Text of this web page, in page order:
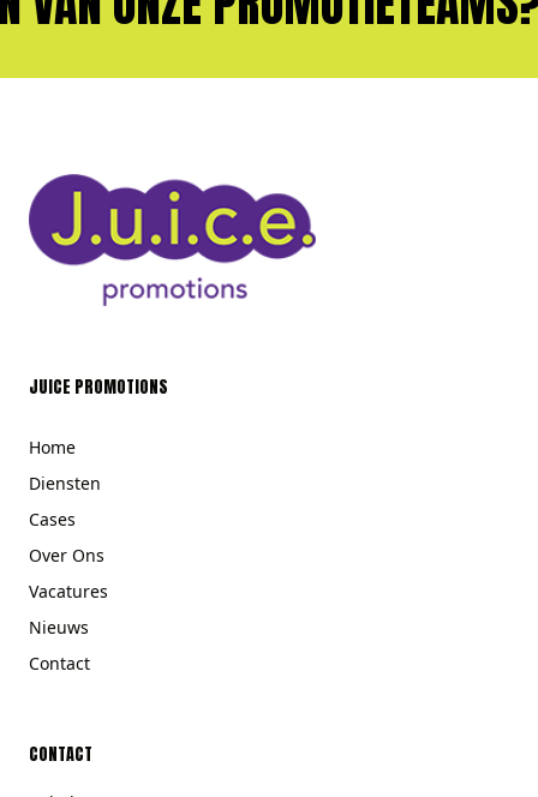
JUICE PROMOTIONS
Home
Diensten
Cases
Over Ons
Vacatures
Nieuws
Contact
CONTACT